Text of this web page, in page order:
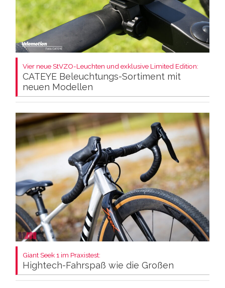
Vier neue StVZO-Leuchten und exklusive Limited Edition:
CATEYE Beleuchtungs-Sortiment mit
neuen Modellen
Giant Seek 1 im Praxistest:
Hightech-Fahrspaß wie die Großen